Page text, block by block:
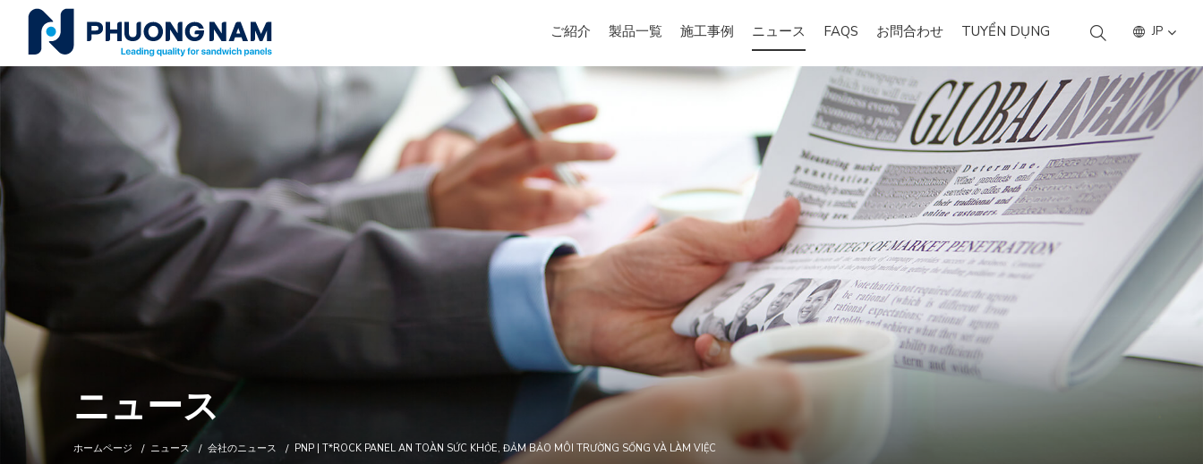
ご紹介 製品一覧 施工事例 ニュース FAQS お問合わせ TUYỂN DỤNG JP
ニュース
ホームページ ニュース 会社のニュース PNP | T*ROCK PANEL AN TOÀN SỨC KHỎE, ĐẢM BẢO MÔI TRƯỜNG SỐNG VÀ LÀM VIỆC